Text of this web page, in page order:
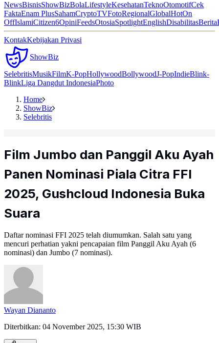
NewsBisnisShowBizBolaLifestyleKesehatanTeknoOtomotifCek
FaktaEnam PlusSahamCryptoTVFotoRegionalGlobalHotOn
OffIslamiCitizen6OpiniFeedsOtosiaSpotlightEnglishDisabilitasBerita
KontakKebijakan Privasi
ShowBiz
SelebritisMusikFilmK-PopHollywoodBollywoodJ-PopIndieBlink-
BlinkLiga Dangdut IndonesiaPhoto
Home
ShowBiz
Selebritis
Film Jumbo dan Panggil Aku Ayah
Panen Nominasi Piala Citra FFI
2025, Gushcloud Indonesia Buka
Suara
Daftar nominasi FFI 2025 telah diumumkan. Salah satu yang
mencuri perhatian yakni pencapaian film Panggil Aku Ayah (6
nominasi) dan Jumbo (7 nominasi).
Wayan Diananto
Diterbitkan: 04 November 2025, 15:30 WIB